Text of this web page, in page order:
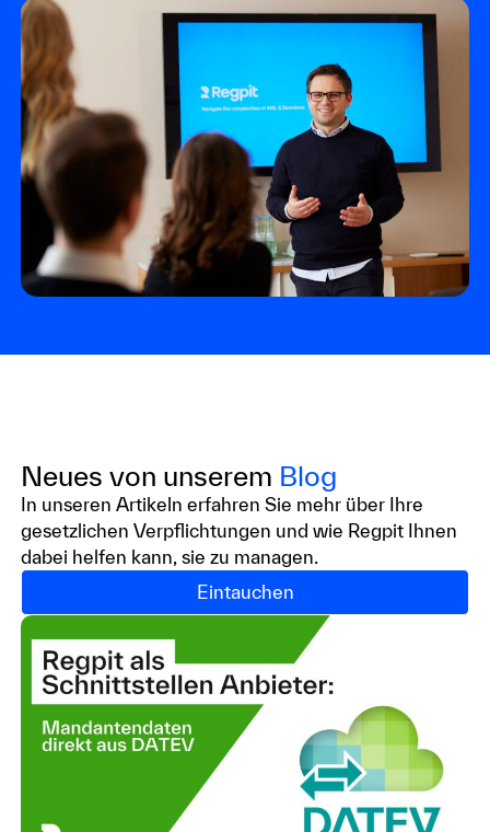
Neues von unserem Blog
In unseren Artikeln erfahren Sie mehr über Ihre
gesetzlichen Verpflichtungen und wie Regpit Ihnen
dabei helfen kann, sie zu managen.
Eintauchen